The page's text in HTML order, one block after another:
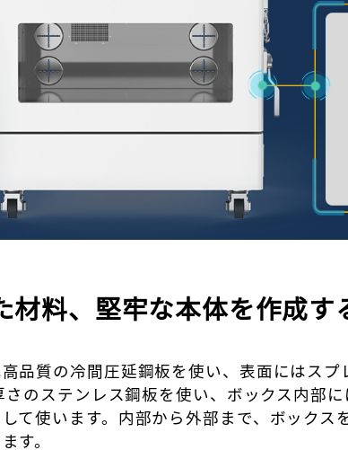
材料、堅牢な本体を作成す
品質の冷間圧延鋼板を使い、表面にはス
のステンレス鋼板を使い、ボックス内部
て使います。内部から外部まで、ボックス
す。